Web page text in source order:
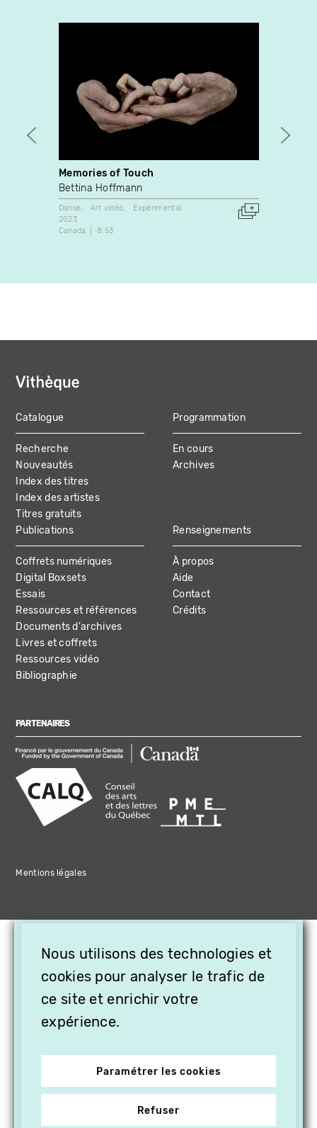
Memories of Touch
Bettina Hoffmann
Danse Art vidéo
Expérimental
2023
Canada
8:53
MAIN
NAVIGATION
Catalogue
Recherche
Nouveautés
Index des titres
Index des artistes
Titres gratuits
Programmation
En cours
Archives
Publications
Coffrets numériques
Digital Boxsets
Essais
Ressources et références
Documents d'archives
Livres et coffrets
Ressources vidéo
Bibliographie
Renseignements
À propos
Aide
Contact
Crédits
PARTENAIRES
Mentions légales
Nous utilisons des technologies et
cookies pour analyser le trafic de
ce site et enrichir votre
expérience.
Paramétrer les cookies
Refuser
OFFREZ LA VIDÉO EN
CADEAU, ABONNEZ VOS
PROCHES À VITHÈQUE !